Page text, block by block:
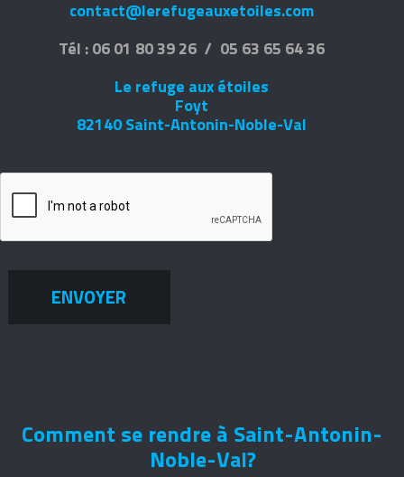
contact@lerefugeauxetoiles.com
Tél : 06 01 80 39 26 / 05 63 65 64 36
Le refuge aux étoiles
Foyt
82140 Saint-Antonin-Noble-Val
ENVOYER
Comment se rendre à Saint-Antonin-
Noble-Val?